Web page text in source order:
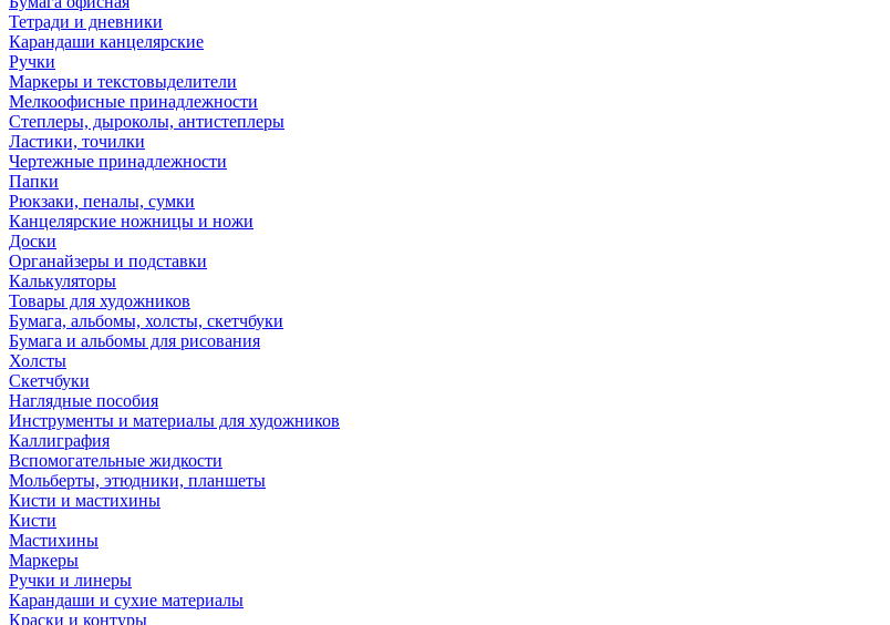
Тетради и дневники
Карандаши канцелярские
Ручки
Маркеры и текстовыделители
Мелкоофисные принадлежности
Степлеры, дыроколы, антистеплеры
Ластики, точилки
Чертежные принадлежности
Папки
Рюкзаки, пеналы, сумки
Канцелярские ножницы и ножи
Доски
Органайзеры и подставки
Калькуляторы
Товары для художников
Бумага, альбомы, холсты, скетчбуки
Бумага и альбомы для рисования
Холсты
Скетчбуки
Наглядные пособия
Инструменты и материалы для художников
Каллиграфия
Вспомогательные жидкости
Мольберты, этюдники, планшеты
Кисти и мастихины
Кисти
Мастихины
Маркеры
Ручки и линеры
Карандаши и сухие материалы
Краски и контуры